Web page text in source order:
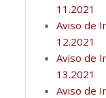
11.2021
Aviso de
12.2021
Aviso de
13.2021
Aviso de